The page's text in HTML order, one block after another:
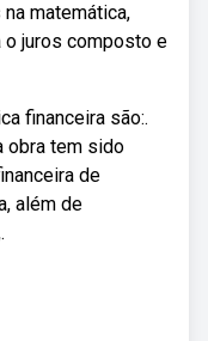
matemática,
juros composto e
financeira são:.
obra tem sido
de
além de